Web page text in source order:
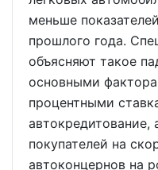
меньше
прошлого года.
объясняют такое
основными
процентными
покупателей на
автоконцернов на